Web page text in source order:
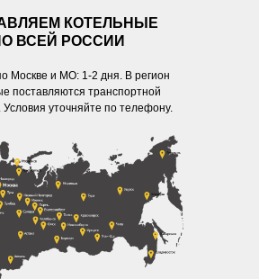
КОТЕЛЬНЫЕ
ВСЕЙ РОССИИ
Москве и МО: 1-2 дня. В регион
поставляются транспортной
уточняйте по телефону.